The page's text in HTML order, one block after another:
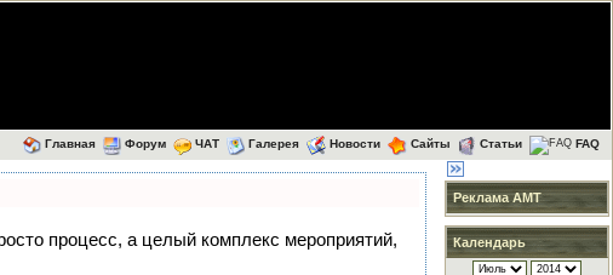
Главная Форум ЧАТ Галерея Новости Сайты Статьи FAQ
процесс, а целый комплекс мероприятий,
Реклама АМТ
Календарь